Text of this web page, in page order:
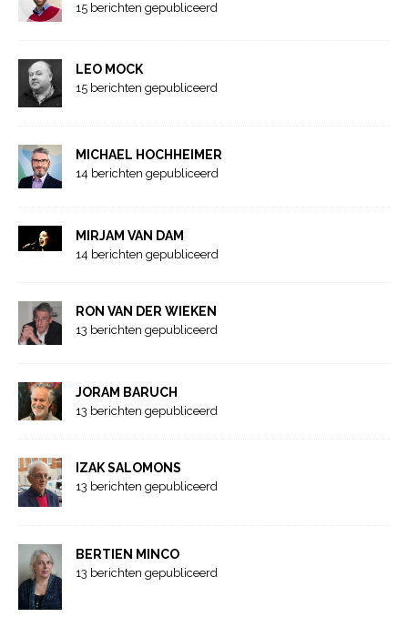
15 berichten gepubliceerd
LEO MOCK
15 berichten gepubliceerd
MICHAEL HOCHHEIMER
14 berichten gepubliceerd
MIRJAM VAN DAM
14 berichten gepubliceerd
RON VAN DER WIEKEN
13 berichten gepubliceerd
JORAM BARUCH
13 berichten gepubliceerd
IZAK SALOMONS
13 berichten gepubliceerd
BERTIEN MINCO
13 berichten gepubliceerd